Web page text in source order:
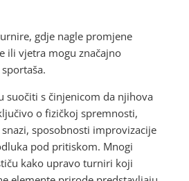
gdje nagle promjene
ili vjetra mogu značajno
suočiti s činjenicom da njihova
o fizičkoj spremnosti,
sposobnosti improvizacije
pod pritiskom. Mnogi
kako upravo turniri koji